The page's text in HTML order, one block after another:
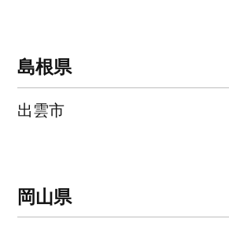
島根県
出雲市
岡山県